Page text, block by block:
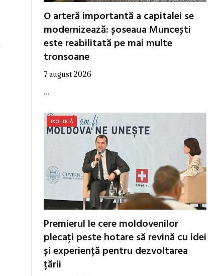
O arteră importantă a capitalei se
modernizează: șoseaua Muncești
este reabilitată pe mai multe
tronsoane
7 august 2026
…
POLITICĂ
Premierul le cere moldovenilor
plecați peste hotare să revină cu idei
și experiență pentru dezvoltarea
țării